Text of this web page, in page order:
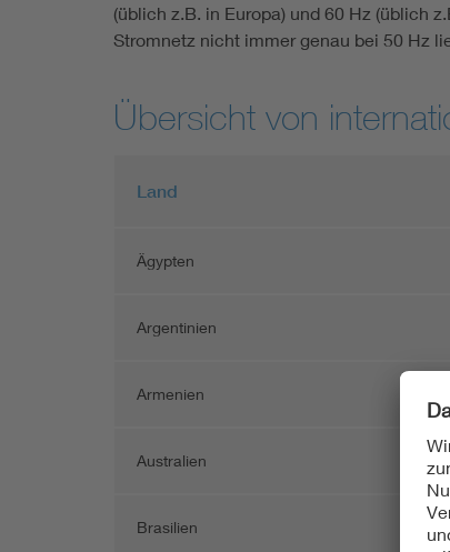
(üblich z.B. in Europa) und 60 Hz (üblich
Stromnetz nicht immer genau bei 50 Hz
Übersicht von
Land
Ägypten
Argentinien
Armenien
Australien
Brasilien